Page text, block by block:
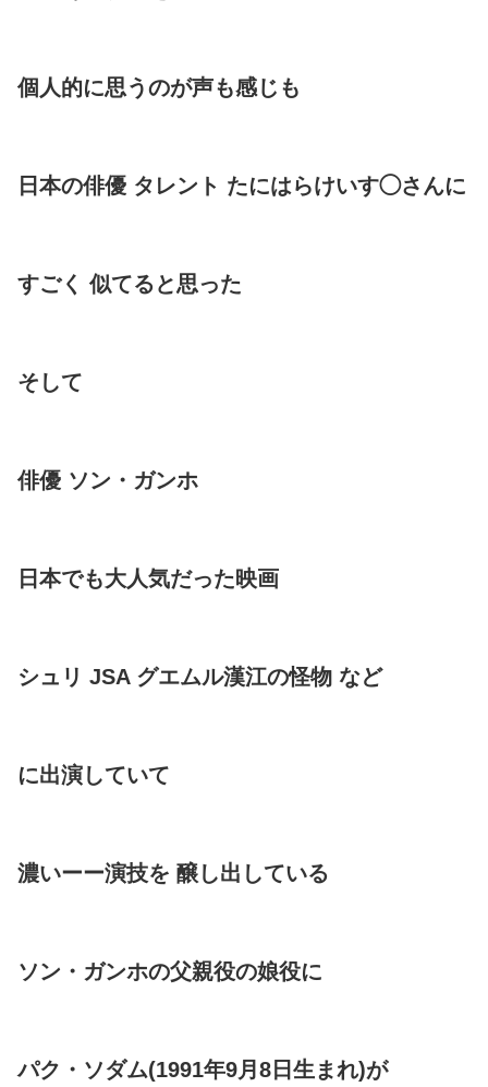
個人的に思うのが声も感じも
日本の俳優 タレント たにはらけいす◯さんに
すごく 似てると思った
そして
俳優 ソン・ガンホ
日本でも大人気だった映画
シュリ JSA グエムル漢江の怪物 など
に出演していて
濃いーー演技を 醸し出している
ソン・ガンホの父親役の娘役に
パク・ソダム(1991年9月8日生まれ)が